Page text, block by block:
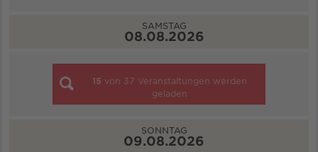
SAMSTAG
08.08.2026
15 von 37 Veranstaltungen werden
geladen
SONNTAG
09.08.2026